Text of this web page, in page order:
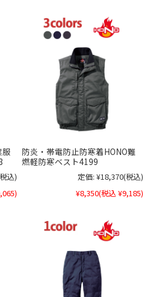
込)
防炎・帯電防止防寒着HONO難
燃軽防寒ベスト4199
定価: ¥18,370(税込)
¥8,350(税込 ¥9,185)